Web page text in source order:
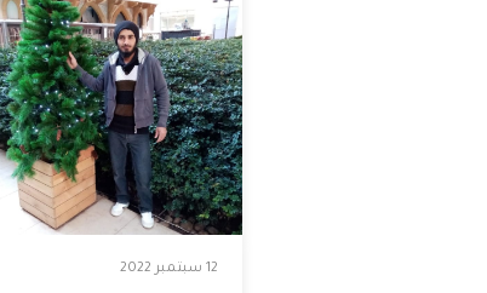
فلسطين
قطر
السعودية
12 سبتمبر 2022